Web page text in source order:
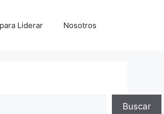
Liderar Nosotros
Buscar